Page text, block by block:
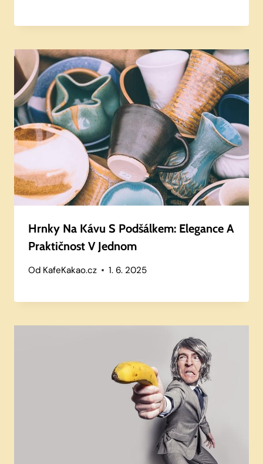
Hrnky Na Kávu S Podšálkem: Elegance A
Praktičnost V Jednom
Od KafeKakao.cz 1. 6. 2025